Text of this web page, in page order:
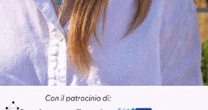
Un anno fa la strage in A1
Gianni, Giulia e Franco.
processo, lo stop ai
Cronaca 3 Agosto 2026
Scomparso da una